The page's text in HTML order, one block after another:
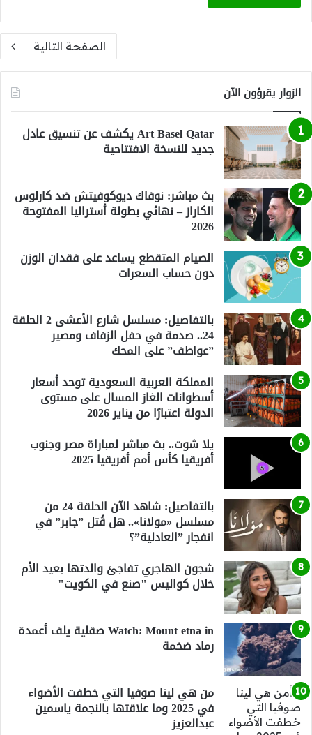
الصفحة التالية
الزوار يقرؤون الآن
Art Basel Qatar يكشف عن تنسيق عادل
جديد للنسخة الافتتاحية
بث مباشر: نوفاك ديوكوفيتش ضد كارلوس
الكاراز – نهائي بطولة أستراليا المفتوحة
2026
الصيام المتقطع يساعد على فقدان الوزن
دون حساب السعرات
بالتفاصيل: مسلسل شارع الأعشى 2 الحلقة
24.. صدمة في حفل الزفاف ومصير
”عواطف” على المحك
المملكة العربية السعودية توحد أسعار
أسطوانات الغاز المسال على مستوى
الدولة اعتبارًا من يناير 2026
يلا شوت.. بث مباشر لمباراة مصر وجنوب
أفريقيا كأس أمم أفريقيا 2025
بالتفاصيل: شاهد الآن الحلقة 24 من
مسلسل «مولانا».. هل قُتل ”جابر” في
انفجار ”العادلية”؟
شجون الهاجري تفاجئ والدتها بعيد الأم
خلال كواليس "صنع في الكويت"
Watch: Mount etna in صقلية يلف أعمدة
رماد ضخمة
من هي لينا صوفيا التي خطفت الأضواء
في 2025 وما علاقتها بالنجمة ياسمين
عبدالعزيز